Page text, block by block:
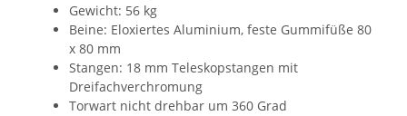
Gewicht: 56 kg
Beine: Eloxiertes Aluminium, feste Gummifüße 80
x 80 mm
Stangen: 18 mm Teleskopstangen mit
Dreifachverchromung
Torwart nicht drehbar um 360 Grad